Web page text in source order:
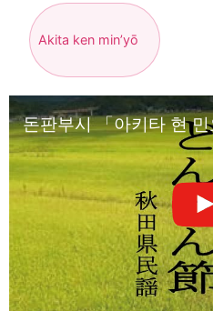
Akita ken min’yō
돈판부시 「아키타 현